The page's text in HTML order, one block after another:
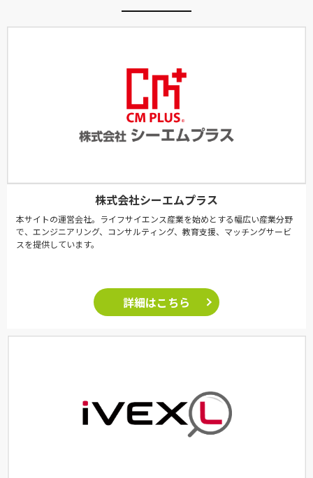
株式会社シーエムプラス
本サイトの運営会社。ライフサイエンス産業を始めとする幅広い産業分野
で、エンジニアリング、コンサルティング、教育支援、マッチングサービ
スを提供しています。
詳細はこちら